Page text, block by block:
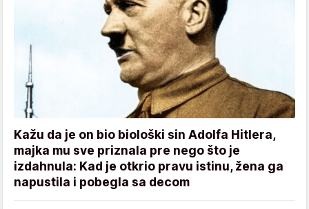
Kažu da je on bio biološki sin Adolfa Hitlera,
majka mu sve priznala pre nego što je
izdahnula: Kad je otkrio pravu istinu, žena ga
napustila i pobegla sa decom